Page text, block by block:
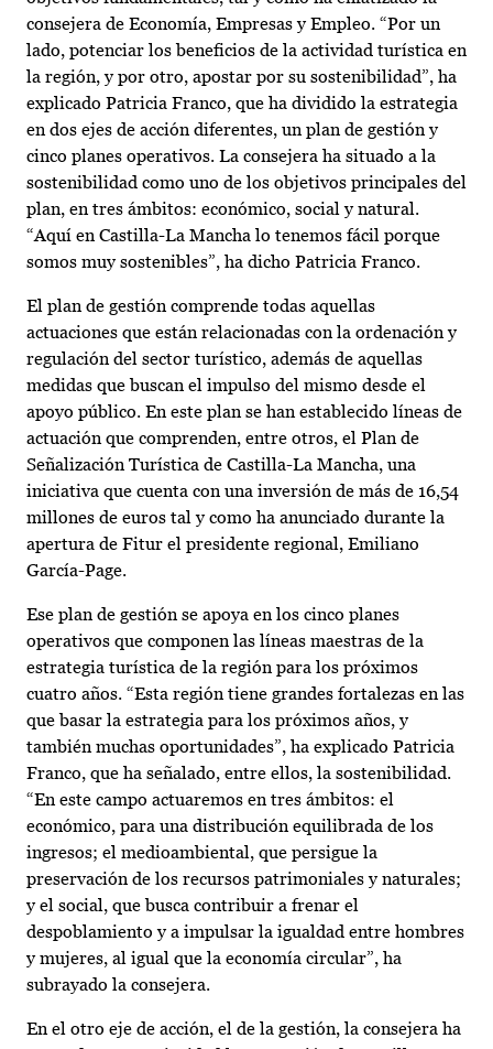
consejera de Economía, Empresas y Empleo. “Por un
lado, potenciar los beneficios de la actividad turística en
la región, y por otro, apostar por su sostenibilidad”, ha
explicado Patricia Franco, que ha dividido la estrategia
en dos ejes de acción diferentes, un plan de gestión y
cinco planes operativos. La consejera ha situado a la
sostenibilidad como uno de los objetivos principales del
plan, en tres ámbitos: económico, social y natural.
“Aquí en Castilla-La Mancha lo tenemos fácil porque
somos muy sostenibles”, ha dicho Patricia Franco.
El plan de gestión comprende todas aquellas
actuaciones que están relacionadas con la ordenación y
regulación del sector turístico, además de aquellas
medidas que buscan el impulso del mismo desde el
apoyo público. En este plan se han establecido líneas de
actuación que comprenden, entre otros, el Plan de
Señalización Turística de Castilla-La Mancha, una
iniciativa que cuenta con una inversión de más de 16,54
millones de euros tal y como ha anunciado durante la
apertura de Fitur el presidente regional, Emiliano
García-Page.
Ese plan de gestión se apoya en los cinco planes
operativos que componen las líneas maestras de la
estrategia turística de la región para los próximos
cuatro años. “Esta región tiene grandes fortalezas en las
que basar la estrategia para los próximos años, y
también muchas oportunidades”, ha explicado Patricia
Franco, que ha señalado, entre ellos, la sostenibilidad.
“En este campo actuaremos en tres ámbitos: el
económico, para una distribución equilibrada de los
ingresos; el medioambiental, que persigue la
preservación de los recursos patrimoniales y naturales;
y el social, que busca contribuir a frenar el
despoblamiento y a impulsar la igualdad entre hombres
y mujeres, al igual que la economía circular”, ha
subrayado la consejera.
En el otro eje de acción, el de la gestión, la consejera ha